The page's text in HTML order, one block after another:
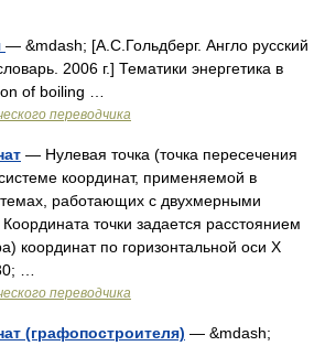
— &mdash; [А.С.Гольдберг. Англо русский
2006 г.] Тематики энергетика в
of boiling …
переводчика
— Нулевая точка (точка пересечения
координат, применяемой в
работающих с двухмерными
точки задается расстоянием
координат по горизонтальной оси X
…
переводчика
(графопостроителя) — &mdash;